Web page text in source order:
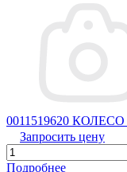
0011519620 КОЛЕСО
Запросить цену
Подробнее